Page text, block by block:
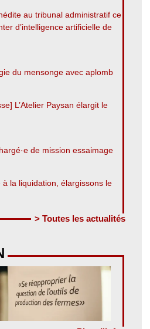
au tribunal administratif ce
d’intelligence artificielle de
du mensonge avec aplomb
L’Atelier Paysan élargit le
de mission essaimage
à la liquidation, élargissons le
> Toutes les actualités